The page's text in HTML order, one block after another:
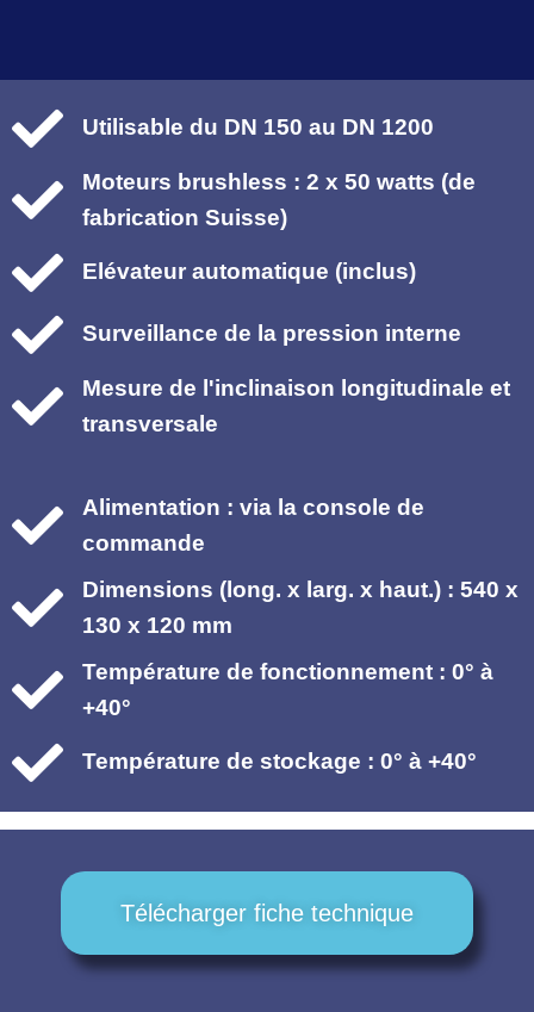
Utilisable du DN 150 au DN 1200
Moteurs brushless : 2 x 50 watts (de
fabrication Suisse)
Elévateur automatique (inclus)
Surveillance de la pression interne
Mesure de l'inclinaison longitudinale et
transversale
Alimentation : via la console de
commande
Dimensions (long. x larg. x haut.) : 540 x
130 x 120 mm
Température de fonctionnement : 0° à
+40°
Température de stockage : 0° à +40°
Télécharger fiche technique